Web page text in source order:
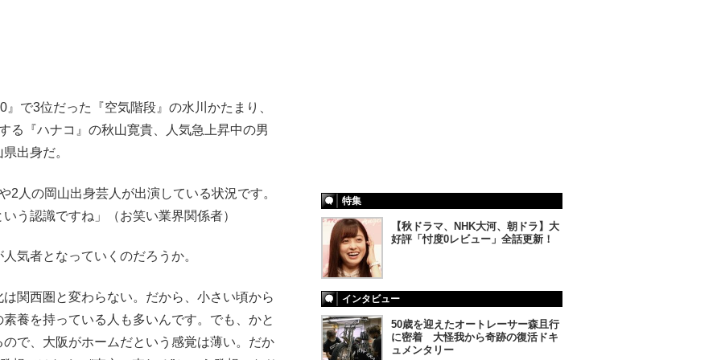
で3位だった『空気階段』の水川かたまり、
る『ハナコ』の秋山寛貴、人気急上昇中の男
出身だ。
2人の岡山出身芸人が出演している状況です。
う認識ですね」（お笑い業界関係者）
気者となっていくのだろうか。
関西圏と変わらない。だから、小さい頃から
養を持っている人も多いんです。でも、かと
で、大阪がホームだという感覚は薄い。だか
特集
【秋ドラマ、NHK大河、朝ドラ】大
好評「忖度0レビュー」全話更新！
インタビュー
50歳を迎えたオートレーサー森且行
に密着 大怪我から奇跡の復活ドキ
ュメンタリー